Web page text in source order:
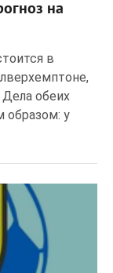
на
в
обеих
образом: у